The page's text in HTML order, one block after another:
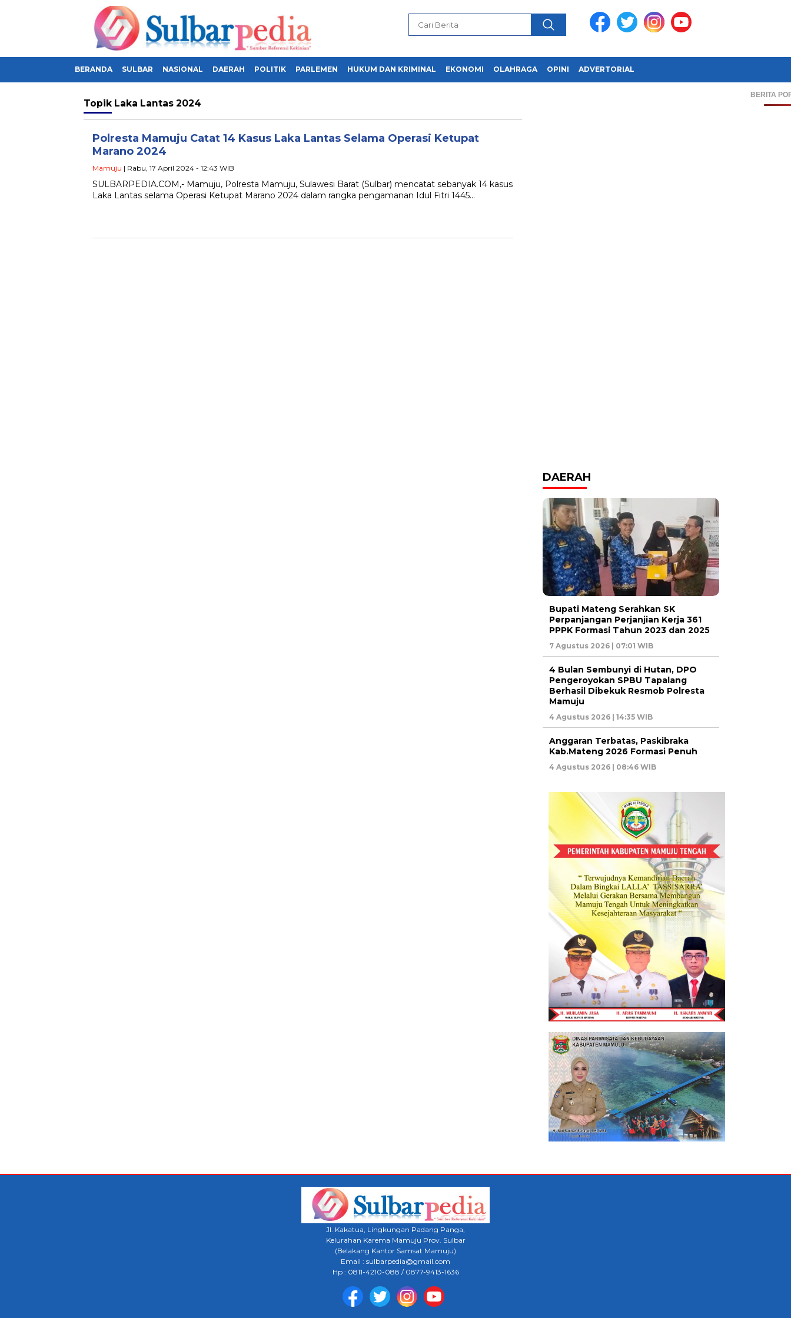
BERANDA SULBAR NASIONAL DAERAH POLITIK PARLEMEN HUKUM DAN KRIMINAL EKONOMI OLAHRAGA OPINI ADVERTORIAL
BERITA
Topik Laka Lantas 2024
Polresta Mamuju Catat 14 Kasus Laka Lantas Selama Operasi Ketupat
Marano 2024
Mamuju | Rabu, 17 April 2024 - 12:43 WIB
SULBARPEDIA.COM,- Mamuju, Polresta Mamuju, Sulawesi Barat (Sulbar) mencatat sebanyak 14 kasus
Laka Lantas selama Operasi Ketupat Marano 2024 dalam rangka pengamanan Idul Fitri 1445…
DAERAH
Bupati Mateng Serahkan SK
Perpanjangan Perjanjian Kerja 361
PPPK Formasi Tahun 2023 dan 2025
7 Agustus 2026 | 07:01 WIB
4 Bulan Sembunyi di Hutan, DPO
Pengeroyokan SPBU Tapalang
Berhasil Dibekuk Resmob Polresta
Mamuju
4 Agustus 2026 | 14:35 WIB
Anggaran Terbatas, Paskibraka
Kab.Mateng 2026 Formasi Penuh
4 Agustus 2026 | 08:46 WIB
Jl. Kakatua, Lingkungan Padang Panga,
Kelurahan Karema Mamuju Prov. Sulbar
(Belakang Kantor Samsat Mamuju)
Email : sulbarpedia@gmail.com
Hp : 0811-4210-088 / 0877-9413-1636